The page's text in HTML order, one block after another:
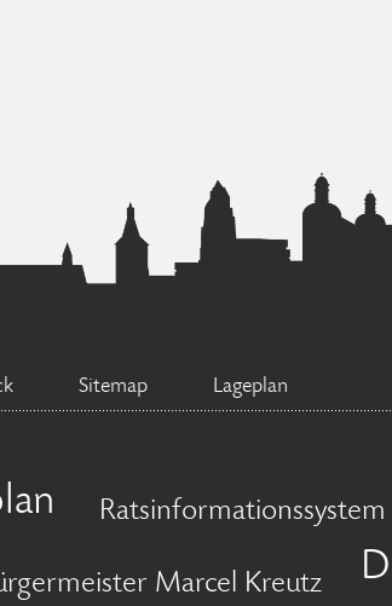
Sitemap Lageplan
Ratsinformationssystem
Marcel Kreutz